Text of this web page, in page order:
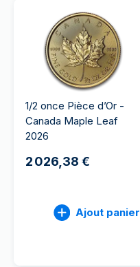
1/2 once Pièce d’Or -
Canada Maple Leaf
2026
2 026,38 €
Ajout panier